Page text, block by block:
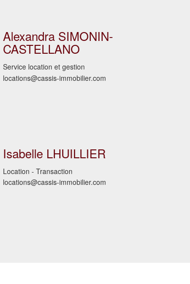
Alexandra SIMONIN-
CASTELLANO
Service location et gestion
locations@cassis-immobilier.com
Isabelle LHUILLIER
Location - Transaction
locations@cassis-immobilier.com